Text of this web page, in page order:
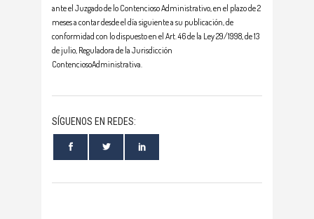
ante el Juzgado de lo Contencioso Administrativo, en el plazo de 2
meses a contar desde el día siguiente a su publicación, de
conformidad con lo dispuesto en el Art. 46 de la Ley 29/1998, de 13
de julio, Reguladora de la Jurisdicción
ContenciosoAdministrativa.
SÍGUENOS EN REDES: